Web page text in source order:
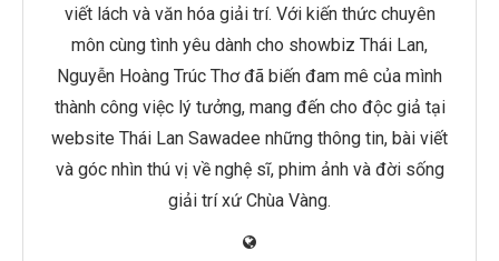
viết lách và văn hóa giải trí. Với kiến thức chuyên
môn cùng tình yêu dành cho showbiz Thái Lan,
Nguyễn Hoàng Trúc Thơ đã biến đam mê của mình
thành công việc lý tưởng, mang đến cho độc giả tại
website Thái Lan Sawadee những thông tin, bài viết
và góc nhìn thú vị về nghệ sĩ, phim ảnh và đời sống
giải trí xứ Chùa Vàng.